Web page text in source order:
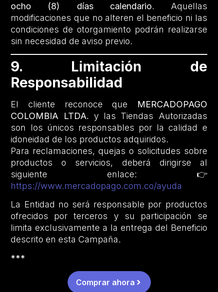
ocho (8) días calendario. Aquellas
modificaciones que no alteren el beneficio ni las
condiciones de otorgamiento podrán realizarse
sin necesidad de aviso previo.
9. Limitación de
Responsabilidad
El cliente reconoce que
MERCADOPAGO
COLOMBIA LTDA. y las Tiendas Autorizadas
son los únicos responsables por la calidad e
idoneidad de los productos adquiridos.
Para reclamaciones, quejas o solicitudes sobre
productos o servicios, deberá dirigirse al
siguiente enlace: 👉
https://www.mercadopago.com.co/ayuda
La Entidad no será responsable por productos
ofrecidos por terceros y su participación se
limita exclusivamente a la entrega del Beneficio
descrito en esta Campaña.
***
Comprar ahora